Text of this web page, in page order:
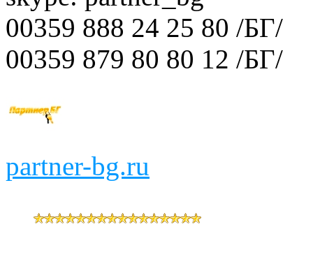
00359 888 24 25 80 /БГ/
00359 879 80 80 12 /БГ/
partner-bg.ru